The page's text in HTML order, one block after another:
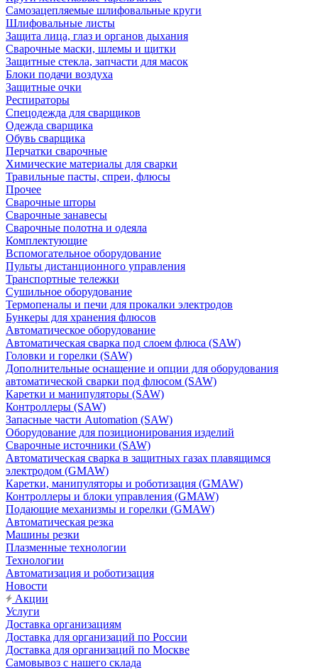
Самозацепляемые шлифовальные круги
Шлифовальные листы
Защита лица, глаз и органов дыхания
Сварочные маски, шлемы и щитки
Защитные стекла, запчасти для масок
Блоки подачи воздуха
Защитные очки
Респираторы
Спецодежда для сварщиков
Одежда сварщика
Обувь сварщика
Перчатки сварочные
Химические материалы для сварки
Травильные пасты, спреи, флюсы
Прочее
Сварочные шторы
Сварочные занавесы
Сварочные полотна и одеяла
Комплектующие
Вспомогательное оборудование
Пульты дистанционного управления
Транспортные тележки
Сушильное оборудование
Термопеналы и печи для прокалки электродов
Бункеры для хранения флюсов
Автоматическое оборудование
Автоматическая сварка под слоем флюса (SAW)
Головки и горелки (SAW)
Дополнительные оснащение и опции для оборудования
автоматической сварки под флюсом (SAW)
Каретки и манипуляторы (SAW)
Контроллеры (SAW)
Запасные части Automation (SAW)
Оборудование для позиционирования изделий
Сварочные источники (SAW)
Автоматическая сварка в защитных газах плавящимся
электродом (GMAW)
Каретки, манипуляторы и роботизация (GMAW)
Контроллеры и блоки управления (GMAW)
Подающие механизмы и горелки (GMAW)
Автоматическая резка
Машины резки
Плазменные технологии
Технологии
Автоматизация и роботизация
Новости
Акции
Услуги
Доставка организациям
Доставка для организаций по России
Доставка для организаций по Москве
Самовывоз с нашего склада